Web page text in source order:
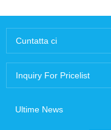
Cuntatta ci
Inquiry For Pricelist
Ultime News